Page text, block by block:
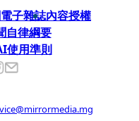
子雜誌內容授權
自律綱要
使用準則